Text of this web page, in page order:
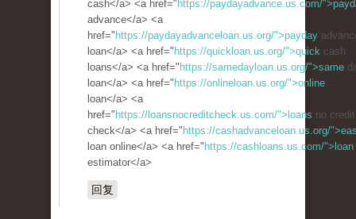
cash</a> <a href=" https://paydayadvance.us.com/
advance</a> <a
href=" https://paydayadvanceloan.us.org/">payday
loan</a> <a href=" https://quickloan.us.org/">quick cash
loans</a> <a href=" https://samedayloan.us.org/">same
loan</a> <a href=" https://onlineloan.us.org/">online
loan</a> <a
href=" https://loansnocreditcheck.us.com/">loans no credit
check</a> <a href=" https://cashadvanceloan.us.org/
loan online</a> <a href=" https://cashloans.us.com/">loan
estimator</a>
回复